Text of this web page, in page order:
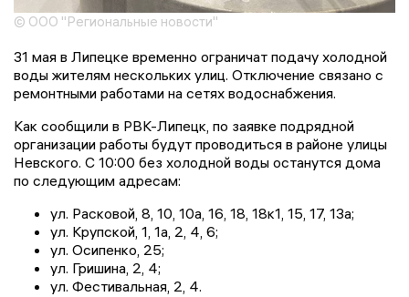
© ООО "Региональные новости"
31 мая в Липецке временно ограничат подачу холодной
воды жителям нескольких улиц. Отключение связано с
ремонтными работами на сетях водоснабжения.
Как сообщили в РВК-Липецк, по заявке подрядной
организации работы будут проводиться в районе улицы
Невского. С 10:00 без холодной воды останутся дома
по следующим адресам:
ул. Расковой, 8, 10, 10а, 16, 18, 18к1, 15, 17, 13а;
ул. Крупской, 1, 1а, 2, 4, 6;
ул. Осипенко, 25;
ул. Гришина, 2, 4;
ул. Фестивальная, 2, 4.